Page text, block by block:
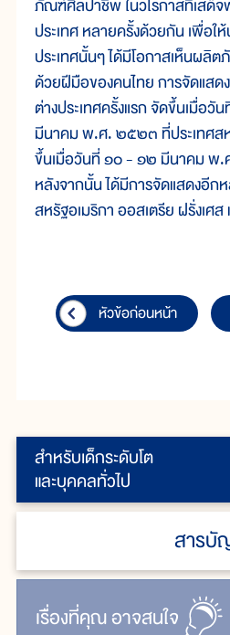
สำหรับเด็กระดับโต
และบุคคลทั่วไป
สารบั
เรื่ิองที่คุณอาจสนใจ
ภัณฑ์ศิลปาชีพ ในวโรกาสที่เสด็จ
ประเทศ หลายครั้งด้วยกัน เพื่อใ
ประเทศนั้นๆ ได้มีโอกาสเห็นผ
ด้วยฝีมือของคนไทย การจัดแส
ต่างประเทศครั้งแรก จัดขึ้นเมื่อ
มีนาคม พ.ศ. ๒๕๒๓ ที่ประเทศส
ขึ้นเมื่อวันที่ ๑๐ - ๑๒ มีนาคม พ
หลังจากนั้น ได้มีการจัดแสดงอีกห
สหรัฐอเมริกา ออสเตรีย ฝรั่งเศส
หัวข้อก่อนหน้า